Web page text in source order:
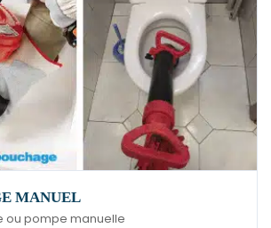
MANUEL
ou pompe manuelle